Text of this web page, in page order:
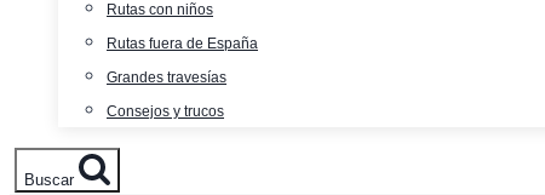
Rutas con niños
Rutas fuera de España
Grandes travesías
Consejos y trucos
Buscar